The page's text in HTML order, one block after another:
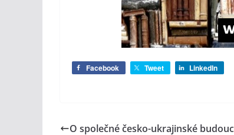
Facebook Tweet LinkedIn
O společné česko-ukrajinské